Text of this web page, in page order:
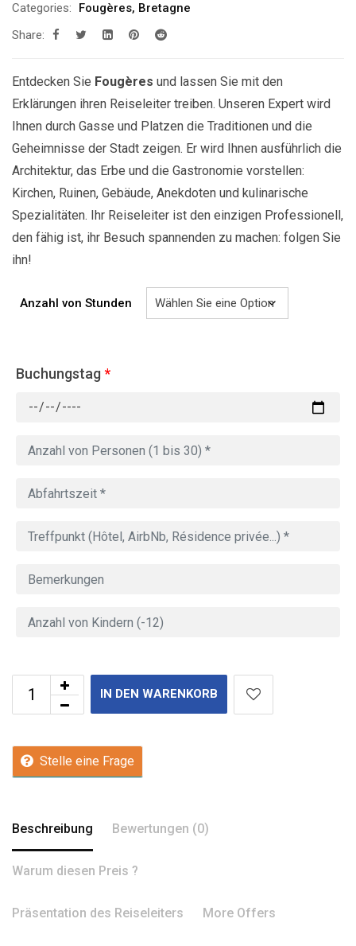
bis
Categories: Fougères, Bretagne
Share:
Entdecken Sie Fougères und lassen Sie mit den
Erklärungen ihren Reiseleiter treiben. Unseren Expert wird
Ihnen durch Gasse und Platzen die Traditionen und die
Geheimnisse der Stadt zeigen. Er wird Ihnen ausführlich die
Architektur, das Erbe und die Gastronomie vorstellen:
Kirchen, Ruinen, Gebäude, Anekdoten und kulinarische
Spezialitäten. Ihr Reiseleiter ist den einzigen Professionell,
den fähig ist, ihr Besuch spannenden zu machen: folgen Sie
ihn!
Anzahl von Stunden
Buchungstag*
IN DEN WARENKORB
Stelle eine Frage
Beschreibung Bewertungen (0)
Warum diesen Preis ?
Präsentation des Reiseleiters More Offers